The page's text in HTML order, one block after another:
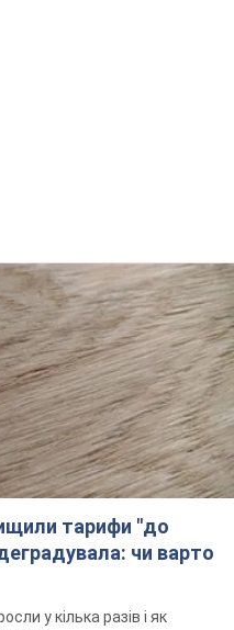
тарифи "до
чи варто
у кілька разів і як